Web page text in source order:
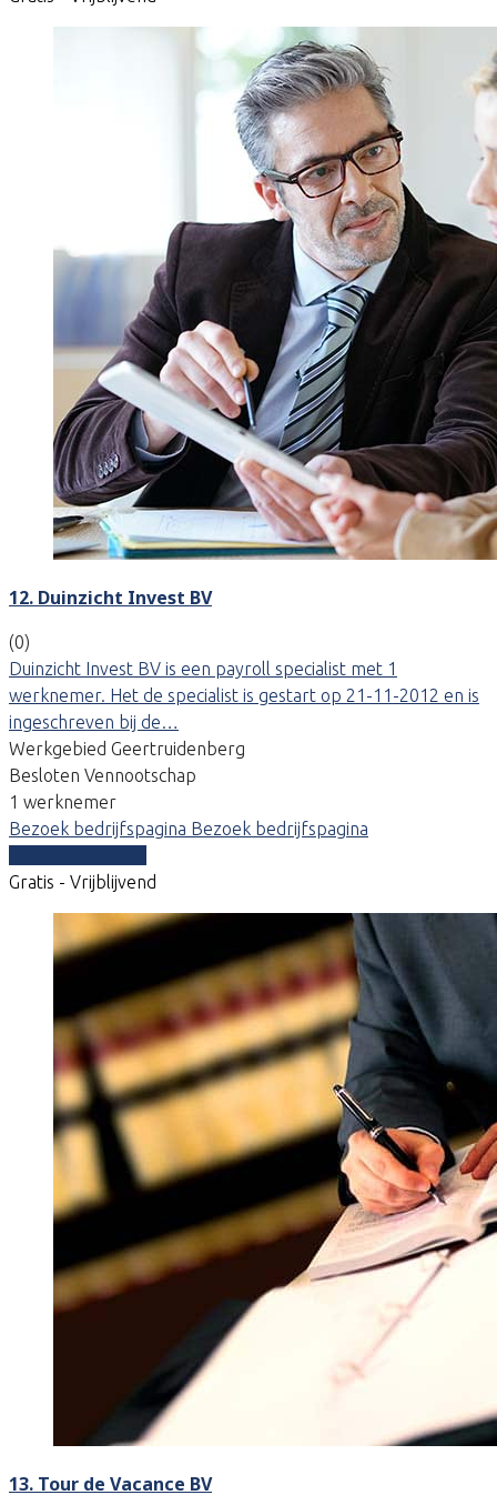
12. Duinzicht Invest BV
(0)
Duinzicht Invest BV is een payroll specialist met 1
werknemer. Het de specialist is gestart op 21-11-2012 en is
ingeschreven bij de…
Werkgebied Geertruidenberg
Besloten Vennootschap
1 werknemer
Bezoek bedrijfspagina Bezoek bedrijfspagina
Gratis - Vrijblijvend
13. Tour de Vacance BV